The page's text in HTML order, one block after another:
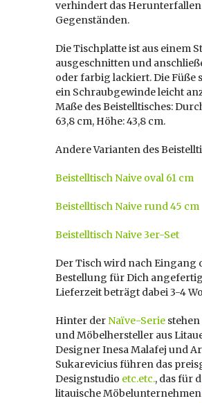
verhindert das
Gegenständen.
Die Tischplatte ist aus einem
ausgeschnitten und
oder farbig lackiert. Die Füße
ein Schraubgewinde leicht
Maße des Beistelltisches:
63,8 cm, Höhe: 43,8 cm.
Andere Varianten des
Beistelltisch Naive oval 61 cm
Beistelltisch Naive rund 45 cm
Beistelltisch Naive 3er-Set
Der Tisch wird nach Eingang
Bestellung für Dich
Lieferzeit beträgt dabei 3-4
Hinter der Naïve-Serie
und Möbelhersteller aus
Designer Inesa Malafej und
Sukarevicius führen das
Designstudio etc.etc., das für
litauische Möbelunternehmen